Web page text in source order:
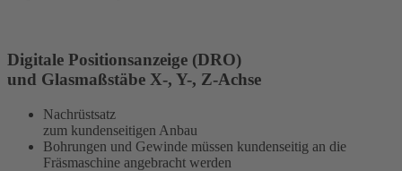
Digitale Positionsanzeige (DRO)
und Glasmaßstäbe X-, Y-, Z-Achse
Nachrüstsatz
zum kundenseitigen Anbau
Bohrungen und Gewinde müssen kundenseitig an die
Fräsmaschine angebracht werden